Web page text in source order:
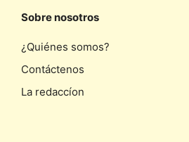
Sobre nosotros
¿Quiénes somos?
Contáctenos
La redaccíon